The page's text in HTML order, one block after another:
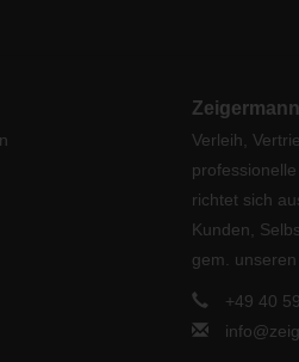
Verleih,
richtet sich
Kunden,
gem. unseren
+49 40